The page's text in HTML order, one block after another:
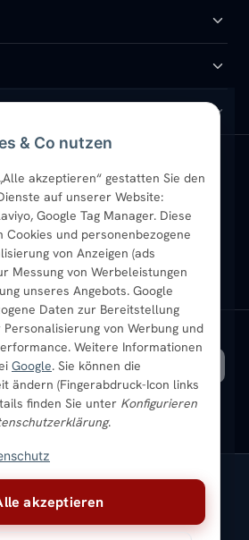
akzeptieren
& Co nutzen
akzeptieren“ gestatten Sie den
auf unserer Website:
Google Tag Manager. Diese
Cookies und personenbezogene
von Anzeigen (ads
Messung von Werbeleistungen
unseres Angebots. Google
Daten zur Bereitstellung
von Werbung und
Weitere Informationen
Google. Sie können die
ändern (Fingerabdruck-Icon links
finden Sie unter Konfigurieren
.
Handtuchheizkörper
Vertikal-Heizkörper
Heizkörper Badheizkörper Schwarz
Heizkörper-ZubehörAktuelle Angebote
VERSAND MIT
USt. |Kostenloser Versand